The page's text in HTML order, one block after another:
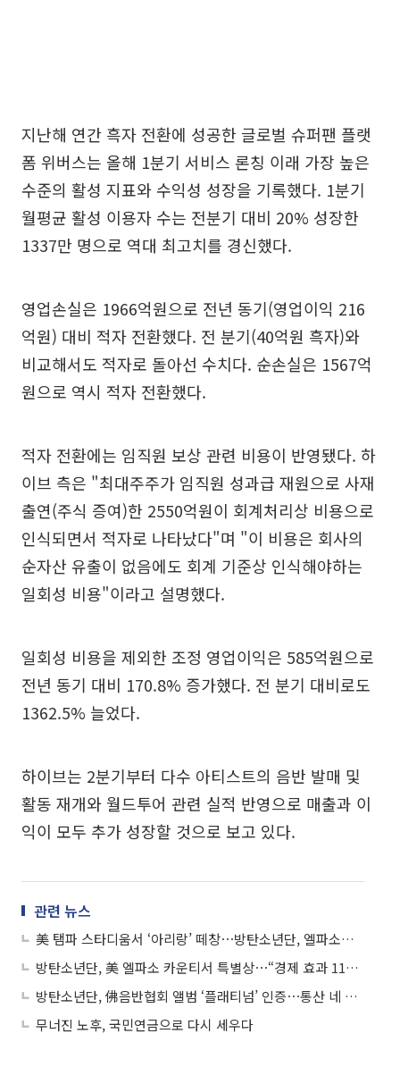
지난해 연간 흑자 전환에 성공한 글로벌 슈퍼팬 플랫
폼 위버스는 올해 1분기 서비스 론칭 이래 가장 높은
수준의 활성 지표와 수익성 성장을 기록했다. 1분기
월평균 활성 이용자 수는 전분기 대비 20% 성장한
1337만 명으로 역대 최고치를 경신했다.
영업손실은 1966억원으로 전년 동기(영업이익 216
억원) 대비 적자 전환했다. 전 분기(40억원 흑자)와
비교해서도 적자로 돌아선 수치다. 순손실은 1567억
원으로 역시 적자 전환했다.
적자 전환에는 임직원 보상 관련 비용이 반영됐다. 하
이브 측은 "최대주주가 임직원 성과급 재원으로 사재
출연(주식 증여)한 2550억원이 회계처리상 비용으로
인식되면서 적자로 나타났다"며 "이 비용은 회사의
순자산 유출이 없음에도 회계 기준상 인식해야하는
일회성 비용"이라고 설명했다.
일회성 비용을 제외한 조정 영업이익은 585억원으로
전년 동기 대비 170.8% 증가했다. 전 분기 대비로도
1362.5% 늘었다.
하이브는 2분기부터 다수 아티스트의 음반 발매 및
활동 재개와 월드투어 관련 실적 반영으로 매출과 이
익이 모두 추가 성장할 것으로 보고 있다.
관련 뉴스
美 탬파 스타디움서 ‘아리랑’ 떼창⋯방탄소년단, 엘파소로 열기 잇는다
방탄소년단, 美 엘파소 카운티서 특별상⋯“경제 효과 1105억원 기대”
방탄소년단, 佛음반협회 앨범 ‘플래티넘’ 인증⋯통산 네 번째
무너진 노후, 국민연금으로 다시 세우다